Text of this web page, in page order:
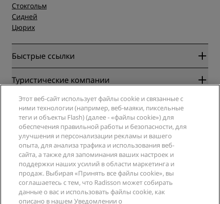
Стокгольм
Сидней
Цюрих
Быстрые ссылки
Radisson Rewards
Гарантия лучшей цены онлайн
Blog
Направления
Новые и будущие отели
Приложение Radisson Hotels
Отели со статусом Sports Approved
Отели для семейного отдыха
Охрана здоровья и безопасность
Туристические компании
Партнеры
Турагенты
Компания
Radisson Hotel Group
СМИ
Вакансии в RHG
Вакансии в PPHE
Вакансии в EHL
The Club by RHG
Возможности развития
Социально ответственный бизнес
Юридическая информация
Центр конфиденциальности
Правовая оговорка
Условия и положения программы Radisson Rewards
Соглашение о пользовании сайтом
Цифровая доступность
Помощь
Уведомления для клиентов
Контактная информация
Часто задаваемые вопросы
Социальные сети
Бренды Radisson Hotels
Этот веб-сайт использует файлы cookie и связанные с
ними технологии (например, веб-маяки, пиксельные
теги и объекты Flash) (далее - «файлы cookie») для
обеспечения правильной работы и безопасности, для
улучшения и персонализации рекламы и вашего
опыта, для анализа трафика и использования веб-
сайта, а также для запоминания ваших настроек и
поддержки наших усилий в области маркетинга и
продаж. Выбирая «Принять все файлы cookie», вы
соглашаетесь с тем, что Radisson может собирать
данные о вас и использовать файлы cookie, как
описано в нашем Уведомлении о